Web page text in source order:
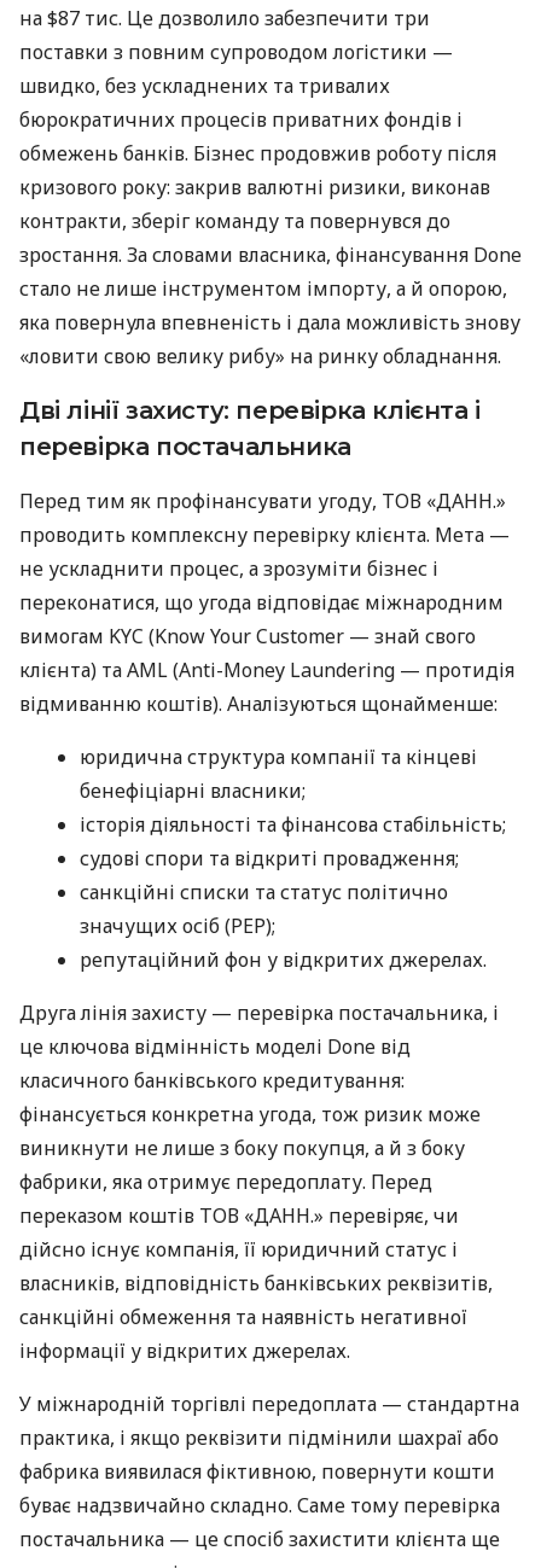
на $87 тис. Це дозволило забезпечити три
поставки з повним супроводом логістики —
швидко, без ускладнених та тривалих
бюрократичних процесів приватних фондів і
обмежень банків. Бізнес продовжив роботу після
кризового року: закрив валютні ризики, виконав
контракти, зберіг команду та повернувся до
зростання. За словами власника, фінансування Done
стало не лише інструментом імпорту, а й опорою,
яка повернула впевненість і дала можливість знову
«ловити свою велику рибу» на ринку обладнання.
Дві лінії захисту: перевірка клієнта і
перевірка постачальника
Перед тим як профінансувати угоду, ТОВ «ДАНН.»
проводить комплексну перевірку клієнта. Мета —
не ускладнити процес, а зрозуміти бізнес і
переконатися, що угода відповідає міжнародним
вимогам KYC (Know Your Customer — знай свого
клієнта) та AML (Anti-Money Laundering — протидія
відмиванню коштів). Аналізуються щонайменше:
юридична структура компанії та кінцеві
бенефіціарні власники;
історія діяльності та фінансова стабільність;
судові спори та відкриті провадження;
санкційні списки та статус політично
значущих осіб (PEP);
репутаційний фон у відкритих джерелах.
Друга лінія захисту — перевірка постачальника, і
це ключова відмінність моделі Done від
класичного банківського кредитування:
фінансується конкретна угода, тож ризик може
виникнути не лише з боку покупця, а й з боку
фабрики, яка отримує передоплату. Перед
переказом коштів ТОВ «ДАНН.» перевіряє, чи
дійсно існує компанія, її юридичний статус і
власників, відповідність банківських реквізитів,
санкційні обмеження та наявність негативної
інформації у відкритих джерелах.
У міжнародній торгівлі передоплата — стандартна
практика, і якщо реквізити підмінили шахраї або
фабрика виявилася фіктивною, повернути кошти
буває надзвичайно складно. Саме тому перевірка
постачальника — це спосіб захистити клієнта ще